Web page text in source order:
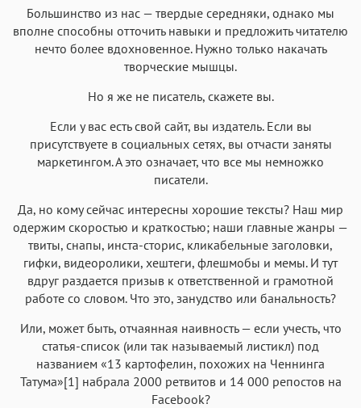
Большинство из нас — твердые середняки, однако мы
вполне способны отточить навыки и предложить читателю
нечто более вдохновенное. Нужно только накачать
творческие мышцы.
Но я же не писатель, скажете вы.
Если у вас есть свой сайт, вы издатель. Если вы
присутствуете в социальных сетях, вы отчасти заняты
маркетингом. А это означает, что все мы немножко
писатели.
Да, но кому сейчас интересны хорошие тексты? Наш мир
одержим скоростью и краткостью; наши главные жанры —
твиты, снапы, инста-сторис, кликабельные заголовки,
гифки, видеоролики, хештеги, флешмобы и мемы. И тут
вдруг раздается призыв к ответственной и грамотной
работе со словом. Что это, занудство или банальность?
Или, может быть, отчаянная наивность — если учесть, что
статья-список (или так называемый листикл) под
названием «13 картофелин, похожих на Ченнинга
Татума»[1] набрала 2000 ретвитов и 14 000 репостов на
Facebook?